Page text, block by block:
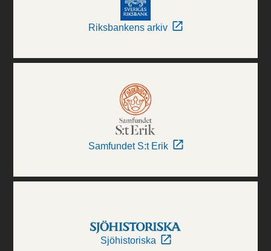
Riksbankens arkiv
Samfundet S:t Erik
Sjöhistoriska